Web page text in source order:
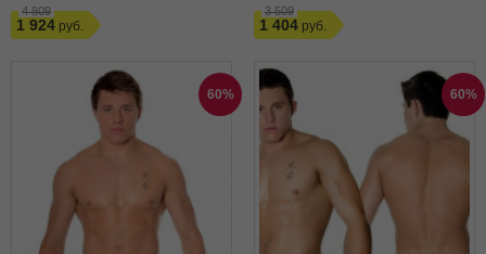
4 809
1 924
3 509
1 404
60% 60%